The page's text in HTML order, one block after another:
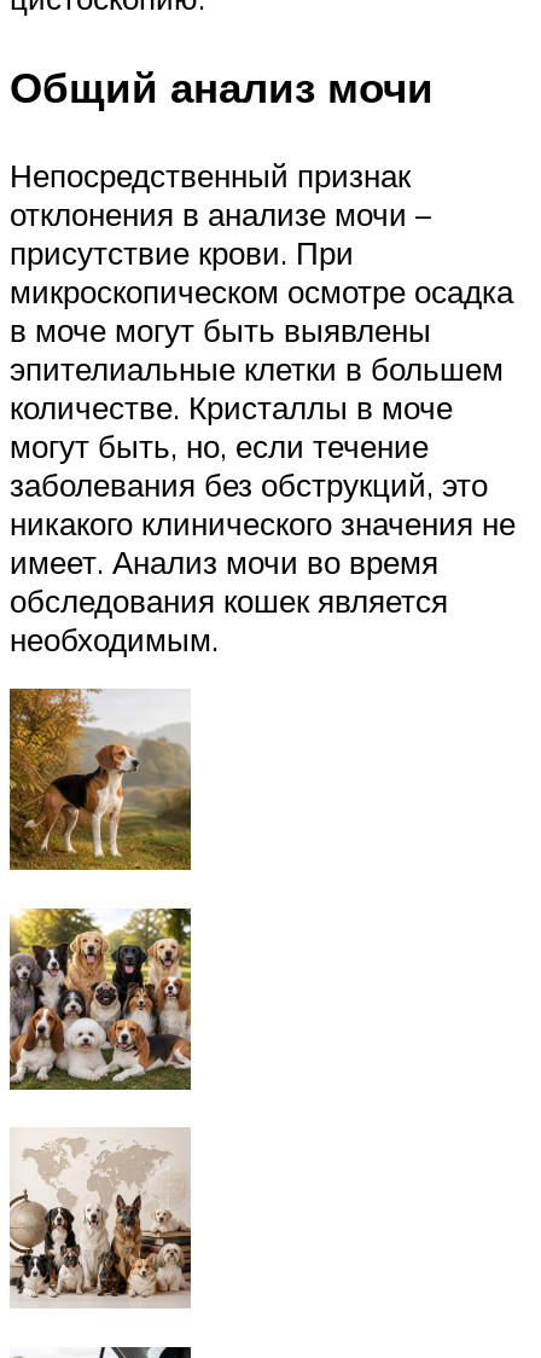
Общий анализ мочи
Непосредственный признак
отклонения в анализе мочи –
присутствие крови. При
микроскопическом осмотре осадка
в моче могут быть выявлены
эпителиальные клетки в большем
количестве. Кристаллы в моче
могут быть, но, если течение
заболевания без обструкций, это
никакого клинического значения не
имеет. Анализ мочи во время
обследования кошек является
необходимым.